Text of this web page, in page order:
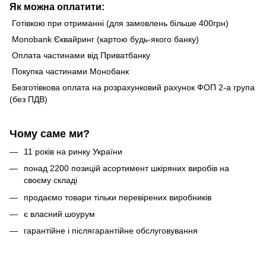
Як можна оплатити:
Готівкою при отриманні (для замовлень більше 400грн)
Monobank Єквайринг (картою будь-якого банку)
Оплата частинами від Приватбанку
Покупка частинами Монобанк
Безготівкова оплата на розрахунковий рахунок ФОП 2-а група
(без ПДВ)
Чому саме ми?
11 років на ринку України
понад 2200 позицій асортимент шкіряних виробів на
своєму складі
продаємо товари тільки перевірених виробників
є власний шоурум
гарантійне і післягарантійне обслуговування